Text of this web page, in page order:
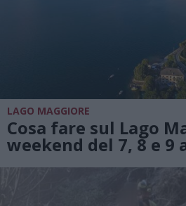
LAGO MAGGIORE
Cosa fare sul Lago
weekend del 7, 8 e 9